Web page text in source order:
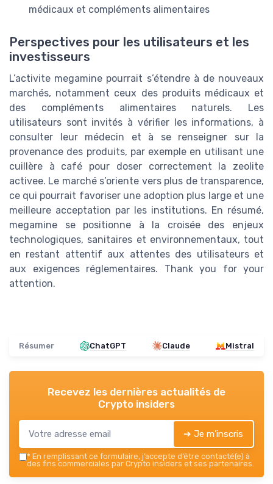
médicaux et compléments alimentaires
Perspectives pour les utilisateurs et les
investisseurs
L’activite megamine pourrait s’étendre à de nouveaux
marchés, notamment ceux des produits médicaux et
des compléments alimentaires naturels. Les
utilisateurs sont invités à vérifier les informations, à
consulter leur médecin et à se renseigner sur la
provenance des produits, par exemple en utilisant une
cuillère à café pour doser correctement la zeolite
activee. Le marché s’oriente vers plus de transparence,
ce qui pourrait favoriser une adoption plus large et une
meilleure acceptation par les institutions. En résumé,
megamine se positionne à la croisée des enjeux
technologiques, sanitaires et environnementaux, tout
en restant attentif aux attentes des utilisateurs et
aux exigences réglementaires. Thank you for your
attention.
Résumer ChatGPT Claude Mistral
Recevez les dernières actualités de
Crypto insiders
➔ Je m'inscris
* En remplissant ce formulaire, j’accepte d’être contacté(e) à
des fins commerciales par Crypto insiders et ses partenaires.